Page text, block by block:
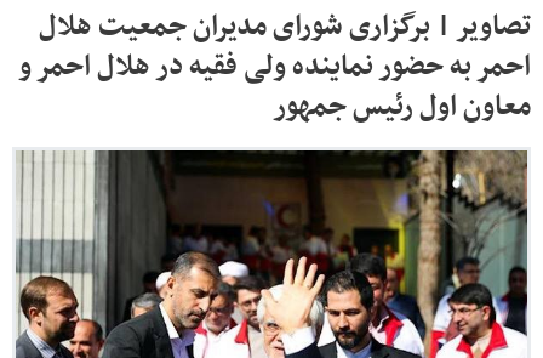
تصاویر | برگزاری شورای مدیران جمعیت هلال
احمر به حضور نماینده ولی فقیه در هلال احمر و
معاون اول رئیس جمهور